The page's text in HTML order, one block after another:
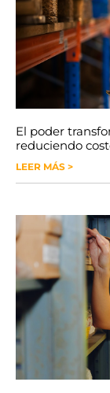
El poder
reduciendo
LEER MÁS >